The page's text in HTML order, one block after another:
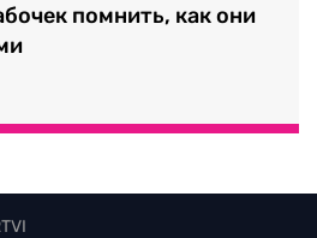
помнить, как они